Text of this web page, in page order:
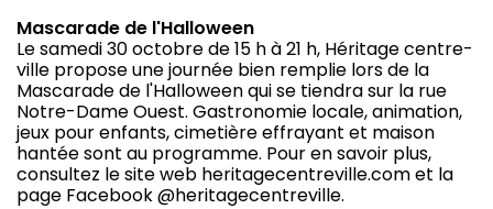
Mascarade de l'Halloween
Le samedi 30 octobre de 15 h à 21 h, Héritage centre-
ville propose une journée bien remplie lors de la
Mascarade de l'Halloween qui se tiendra sur la rue
Notre-Dame Ouest. Gastronomie locale, animation,
jeux pour enfants, cimetière effrayant et maison
hantée sont au programme. Pour en savoir plus,
consultez le site web heritagecentreville.com et la
page Facebook @heritagecentreville.